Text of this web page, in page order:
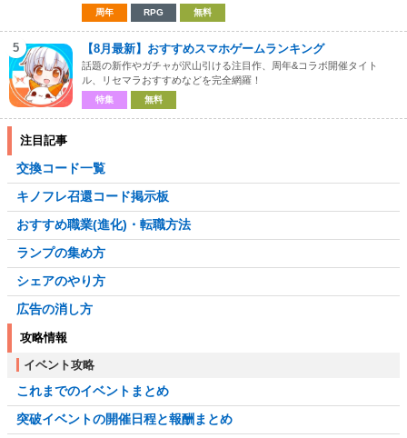
周年 RPG 無料
5 【8月最新】おすすめスマホゲームランキング
話題の新作やガチャが沢山引ける注目作、周年&コラボ開催タイト
ル、リセマラおすすめなどを完全網羅！
特集 無料
注目記事
交換コード一覧
キノフレ召還コード掲示板
おすすめ職業(進化)・転職方法
ランプの集め方
シェアのやり方
広告の消し方
攻略情報
イベント攻略
これまでのイベントまとめ
突破イベントの開催日程と報酬まとめ